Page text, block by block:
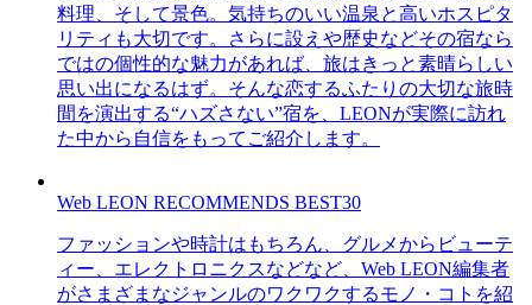
料理、そして景色。気持ちのいい温泉と高いホスピタ
リティも大切です。さらに設えや歴史などその宿なら
ではの個性的な魅力があれば、旅はきっと素晴らしい
思い出になるはず。そんな恋するふたりの大切な旅時
間を演出する“ハズさない”宿を、LEONが実際に訪れ
た中から自信をもってご紹介します。
Web LEON RECOMMENDS BEST30
ファッションや時計はもちろん、グルメからビューテ
ィー、エレクトロニクスなどなど、Web LEON編集者
がさまざまなジャンルのワクワクするモノ・コトを紹